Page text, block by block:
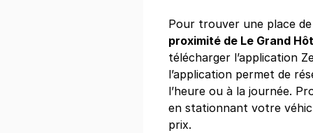
Pour trouver une place de
proximité de Le Grand
télécharger l’application
l’application permet de
l’heure ou à la journée.
en stationnant votre
prix.